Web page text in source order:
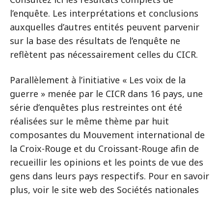
l’enquête. Les interprétations et conclusions
auxquelles d’autres entités peuvent parvenir
sur la base des résultats de l’enquête ne
reflètent pas nécessairement celles du CICR.
Parallèlement à l’initiative « Les voix de la
guerre » menée par le CICR dans 16 pays, une
série d’enquêtes plus restreintes ont été
réalisées sur le même thème par huit
composantes du Mouvement international de
la Croix-Rouge et du Croissant-Rouge afin de
recueillir les opinions et les points de vue des
gens dans leurs pays respectifs. Pour en savoir
plus, voir le site web des Sociétés nationales